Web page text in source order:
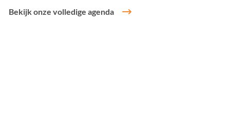
Bekijk onze volledige agenda